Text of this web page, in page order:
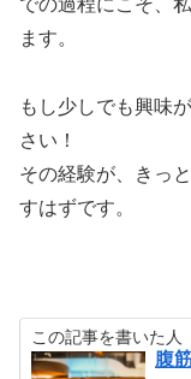
での過程にこそ、
ます。
もし少しでも興味
さい！
その経験が、きっ
すはずです。
この記事を書いた人
腹